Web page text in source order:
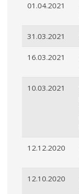
01.04.2021
31.03.2021
16.03.2021
10.03.2021
12.12.2020
12.10.2020